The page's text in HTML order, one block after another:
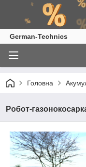
German-Technics
Головна
Робот-